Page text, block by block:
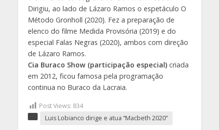
Dirigiu, ao lado de Lázaro Ramos o espetáculo O
Método Gronholl (2020). Fez a preparação de
elenco do filme Medida Provisória (2019) e do
especial Falas Negras (2020), ambos com direção
de Lázaro Ramos.
Cia Buraco Show (participação especial)criada
em 2012, ficou famosa pela programação
continua no Buraco da Lacraia.
Post Views: 834
Luis Lobianco dirige e atua “Macbeth 2020”